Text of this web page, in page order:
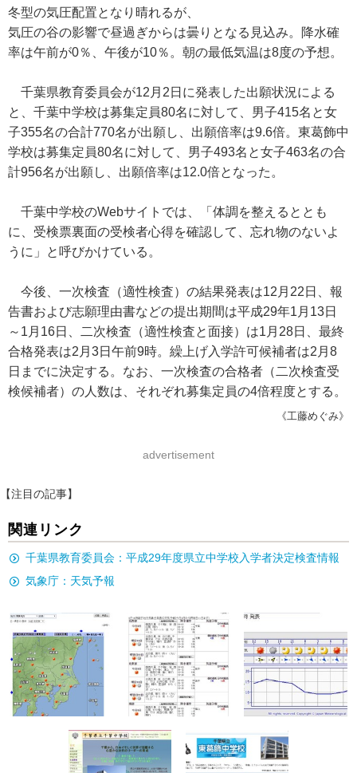
冬型の気圧配置となり晴れるが、
気圧の谷の影響で昼過ぎからは曇りとなる見込み。降水確
率は午前が0％、午後が10％。朝の最低気温は8度の予想。
千葉県教育委員会が12月2日に発表した出願状況による
と、千葉中学校は募集定員80名に対して、男子415名と女
子355名の合計770名が出願し、出願倍率は9.6倍。東葛飾中
学校は募集定員80名に対して、男子493名と女子463名の合
計956名が出願し、出願倍率は12.0倍となった。
千葉中学校のWebサイトでは、「体調を整えるととも
に、受検票裏面の受検者心得を確認して、忘れ物のないよ
うに」と呼びかけている。
今後、一次検査（適性検査）の結果発表は12月22日、報
告書および志願理由書などの提出期間は平成29年1月13日
～1月16日、二次検査（適性検査と面接）は1月28日、最終
合格発表は2月3日午前9時。繰上げ入学許可候補者は2月8
日までに決定する。なお、一次検査の合格者（二次検査受
検候補者）の人数は、それぞれ募集定員の4倍程度とする。
《工藤めぐみ》
advertisement
【注目の記事】
関連リンク
千葉県教育委員会：平成29年度県立中学校入学者決定検査情報
気象庁：天気予報